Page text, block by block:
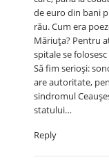
de euro din bani
rău. Cum era
Măriuţa? Pentru
spitale se
Să fim serioşi:
are autoritate,
sindromul
statului…
Reply